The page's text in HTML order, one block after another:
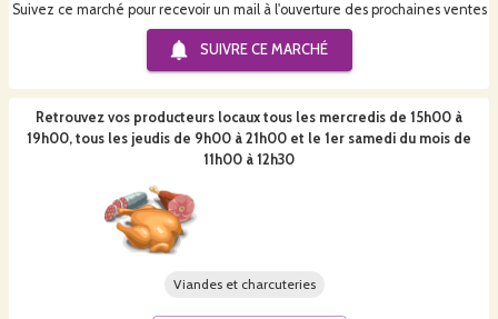
Suivez ce marché pour recevoir un mail à l'ouverture des prochaines ventes
SUIVRE CE MARCHÉ
Retrouvez vos producteurs locaux tous les mercredis de 15h00 à
19h00, tous les jeudis de 9h00 à 21h00 et le 1er samedi du mois de
11h00 à 12h30
Viandes et charcuteries